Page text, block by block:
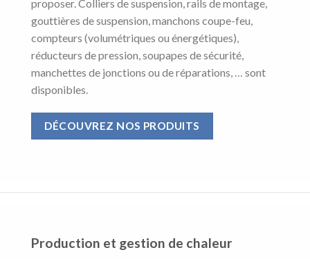
proposer. Colliers de suspension, rails de montage,
gouttières de suspension, manchons coupe-feu,
compteurs (volumétriques ou énergétiques),
réducteurs de pression, soupapes de sécurité,
manchettes de jonctions ou de réparations, … sont
disponibles.
DÉCOUVREZ NOS PRODUITS
Production et gestion de chaleur